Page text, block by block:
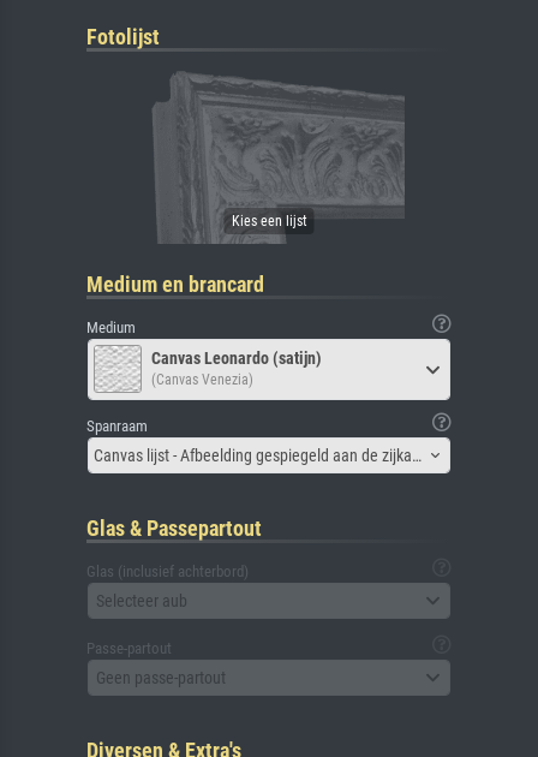
Fotolijst
Medium en brancard
Medium
Canvas Leonardo (satijn)
(Canvas Venezia)
Spanraam
Canvas lijst - Afbeelding gespiegeld aan de zijkant
Glas & Passepartout
Glas (inclusief achterbord)
Selecteer aub
Passe-partout
Geen passe-partout
Diversen & Extra's